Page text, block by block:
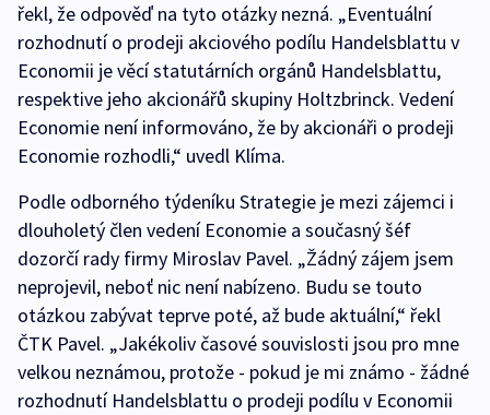
řekl, že odpověď na tyto otázky nezná. „Eventuální
rozhodnutí o prodeji akciového podílu Handelsblattu v
Economii je věcí statutárních orgánů Handelsblattu,
respektive jeho akcionářů skupiny Holtzbrinck. Vedení
Economie není informováno, že by akcionáři o prodeji
Economie rozhodli,“ uvedl Klíma.
Podle odborného týdeníku Strategie je mezi zájemci i
dlouholetý člen vedení Economie a současný šéf
dozorčí rady firmy Miroslav Pavel. „Žádný zájem jsem
neprojevil, neboť nic není nabízeno. Budu se touto
otázkou zabývat teprve poté, až bude aktuální,“ řekl
ČTK Pavel. „Jakékoliv časové souvislosti jsou pro mne
velkou neznámou, protože - pokud je mi známo - žádné
rozhodnutí Handelsblattu o prodeji podílu v Economii